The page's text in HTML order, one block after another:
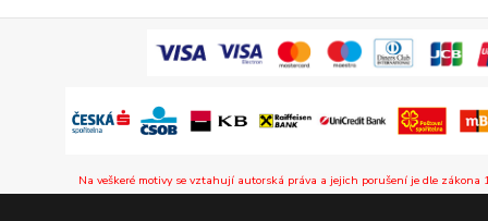
Na veškeré motivy se vztahují autorská práva a jejich porušení je dle zákona